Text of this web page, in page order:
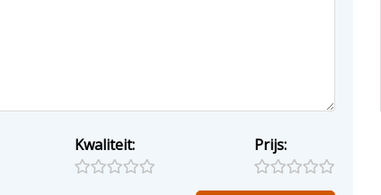
Kwaliteit: Prijs: